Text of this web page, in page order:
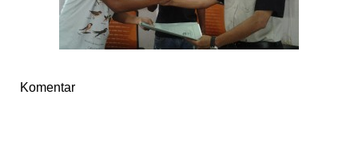
Komentar